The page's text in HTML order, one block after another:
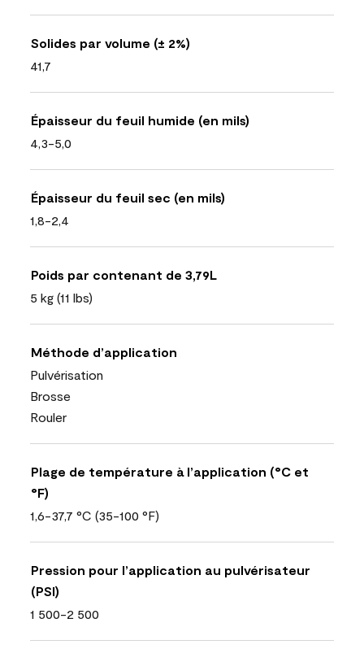
Solides par volume (± 2%)
41,7
Épaisseur du feuil humide (en mils)
4,3-5,0
Épaisseur du feuil sec (en mils)
1,8-2,4
Poids par contenant de 3,79L
5 kg (11 lbs)
Méthode d’application
Pulvérisation
Brosse
Rouler
Plage de température à l’application (°C et
°F)
1,6-37,7 °C (35-100 °F)
Pression pour l’application au pulvérisateur
(PSI)
1 500-2 500